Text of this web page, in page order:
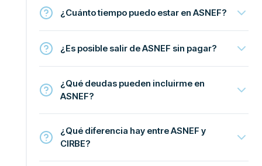
¿Cuánto tiempo puedo estar en ASNEF?
¿Es posible salir de ASNEF sin pagar?
¿Qué deudas pueden incluirme en
ASNEF?
¿Qué diferencia hay entre ASNEF y
CIRBE?